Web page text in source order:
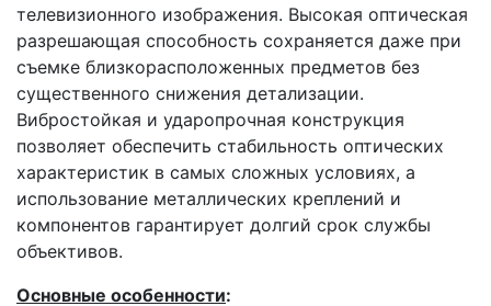
телевизионного изображения. Высокая оптическая
разрешающая способность сохраняется даже при
съемке близкорасположенных предметов без
существенного снижения детализации.
Вибростойкая и ударопрочная конструкция
позволяет обеспечить стабильность оптических
характеристик в самых сложных условиях, а
использование металлических креплений и
компонентов гарантирует долгий срок службы
объективов.
Основные особенности: